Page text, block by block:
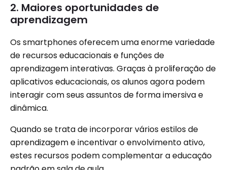
2. Maiores oportunidades de
aprendizagem
Os smartphones oferecem uma enorme variedade
de recursos educacionais e funções de
aprendizagem interativas. Graças à proliferação de
aplicativos educacionais, os alunos agora podem
interagir com seus assuntos de forma imersiva e
dinâmica.
Quando se trata de incorporar vários estilos de
aprendizagem e incentivar o envolvimento ativo,
estes recursos podem complementar a educação